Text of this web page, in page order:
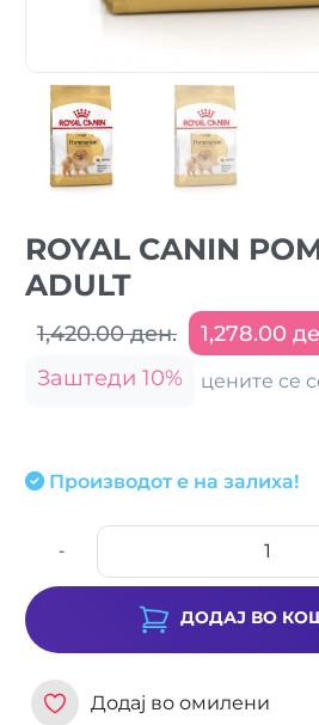
ROYAL CANIN
ADULT
1,420.00 ден.
1,278.00
Заштеди 10%
цените се
Производот е на залиха!
-
ДОДАЈ ВО
Додај во омилени